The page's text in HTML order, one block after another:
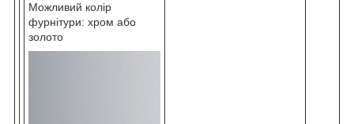
Можливий колір
фурнітури: хром або
золото